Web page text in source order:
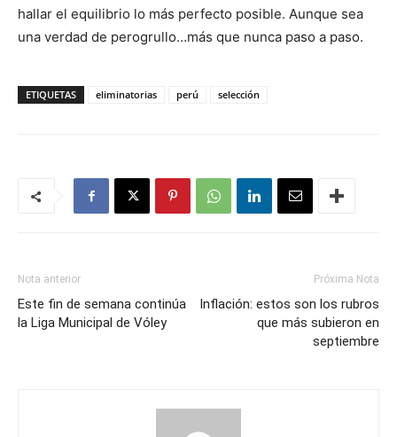
hallar el equilibrio lo más perfecto posible. Aunque sea
una verdad de perogrullo…más que nunca paso a paso.
ETIQUETAS eliminatorias perú selección
Nota anterior
Este fin de semana continúa
la Liga Municipal de Vóley
Próxima Nota
Inflación: estos son los rubros
que más subieron en
septiembre